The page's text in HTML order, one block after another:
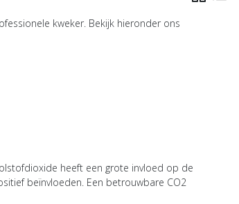
kweker. Bekijk hieronder ons
heeft een grote invloed op de
beïnvloeden. Een betrouwbare CO2